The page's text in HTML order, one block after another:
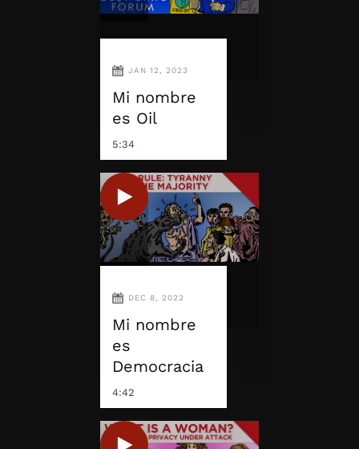
JAN 12, 2023
Mi nombre
es Oil
5:34
DEC 8, 2022
Mi nombre
es
Democracia
4:42